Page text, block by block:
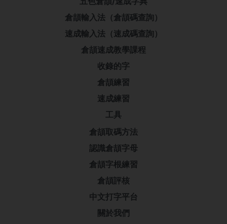
倉頡輸入法（倉頡碼查詢）
速成輸入法（速成碼查詢）
倉頡速成教學課程
收錄的字
倉頡練習
速成練習
工具
倉頡取碼方法
認識倉頡字母
倉頡字根練習
倉頡評核
中文打字平台
關於我們